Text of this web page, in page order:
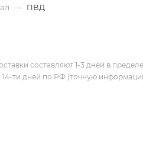
— ПВД
составляют 1-3 дней в
14-ти дней по РФ (точную